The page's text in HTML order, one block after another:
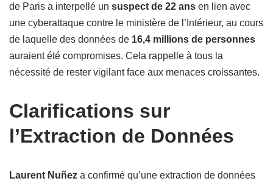
de Paris a interpellé un suspect de 22 ans en lien avec
une cyberattaque contre le ministère de l’Intérieur, au cours
de laquelle des données de 16,4 millions de personnes
auraient été compromises. Cela rappelle à tous la
nécessité de rester vigilant face aux menaces croissantes.
Clarifications sur
l’Extraction de Données
Laurent Nuñez a confirmé qu’une extraction de données